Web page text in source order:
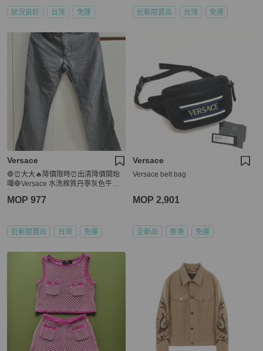
狀況良好 台灣 免運 近新閒置品 台灣 免運
Versace
🛑⏰大大🔥降價限時⏰出清降價開始
囉🛑Versace 水洗棉質丹寧灰色牛仔
MOP 977
近新閒置品 台灣 免運
Versace
Versace belt bag
MOP 2,901
全新品 香港 免運